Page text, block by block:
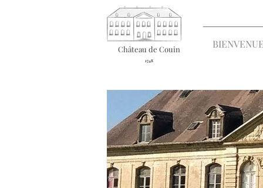
Château de Couin BIENVENUE
1748